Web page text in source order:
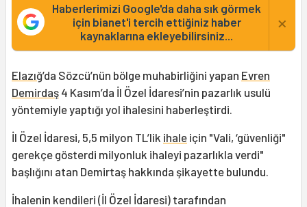
Haberlerimizi Google'da daha sık görmek
için bianet'i tercih ettiğiniz haber
kaynaklarına ekleyebilirsiniz...
×
Elazığ’da Sözcü’nün bölge muhabirliğini yapan Evren
Demirdaş 4 Kasım’da İl Özel İdaresi’nin pazarlık usulü
yöntemiyle yaptığı yol ihalesini haberleştirdi.
İl Özel İdaresi, 5,5 milyon TL’lik ihale için "Vali, ‘güvenliği"
gerekçe gösterdi milyonluk ihaleyi pazarlıkla verdi"
başlığını atan Demirtaş hakkında şikayette bulundu.
İhalenin kendileri (İl Özel İdaresi) tarafından